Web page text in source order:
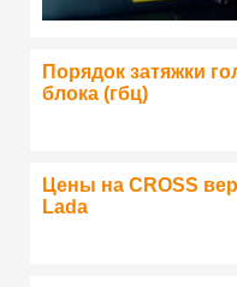
Порядок затяжки
блока (гбц)
Цены на CROSS
Lada